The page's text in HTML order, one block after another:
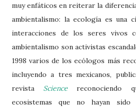
muy enfáticos en reiterar la
ambientalismo: la ecología es una
interacciones de los seres vivos
ambientalismo son activistas
1998 varios de los ecólogos más
incluyendo a tres mexicanos,
revista Science reconociendo
ecosistemas que no hayan